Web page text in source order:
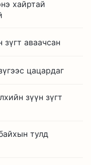
хайртай
зүгт аваачсан
цацардаг
зүүн зүгт
тулд